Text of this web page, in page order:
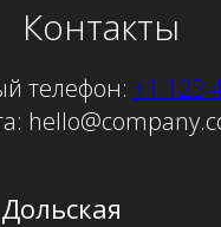
Контакты
телефон: +1 123